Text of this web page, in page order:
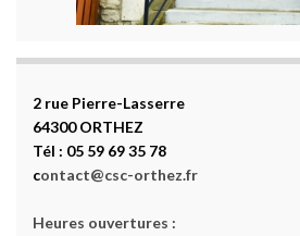
2 rue Pierre-Lasserre
64300 ORTHEZ
Tél : 05 59 69 35 78
contact@csc-orthez.fr
Heures ouvertures :